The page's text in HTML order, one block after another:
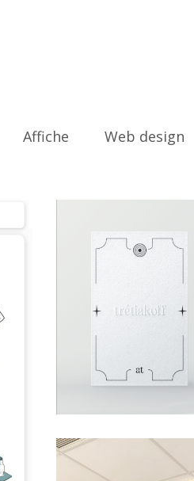
Affiche Web design